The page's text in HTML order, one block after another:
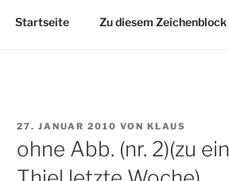
Startseite Zu diesem Zeichenblock
VERÖFFENTLICHT
AM
27. JANUAR 2010 VON KLAUS
ohne Abb. (nr. 2)(zu